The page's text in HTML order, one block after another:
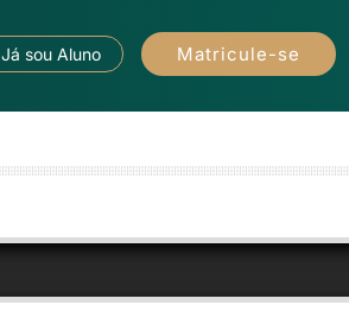
Já sou Aluno Matricule-se